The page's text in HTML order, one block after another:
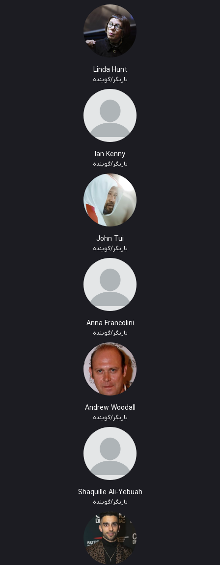
Linda Hunt
بازیگر/گوینده
Ian Kenny
بازیگر/گوینده
John Tui
بازیگر/گوینده
Anna Francolini
بازیگر/گوینده
Andrew Woodall
بازیگر/گوینده
Shaquille Ali-Yebuah
بازیگر/گوینده